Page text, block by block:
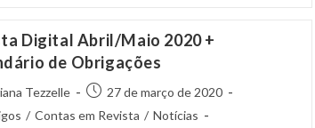
Digital Abril/Maio 2020 +
de Obrigações
Tezzelle
27 de março de 2020
/ Contas em Revista / Notícias